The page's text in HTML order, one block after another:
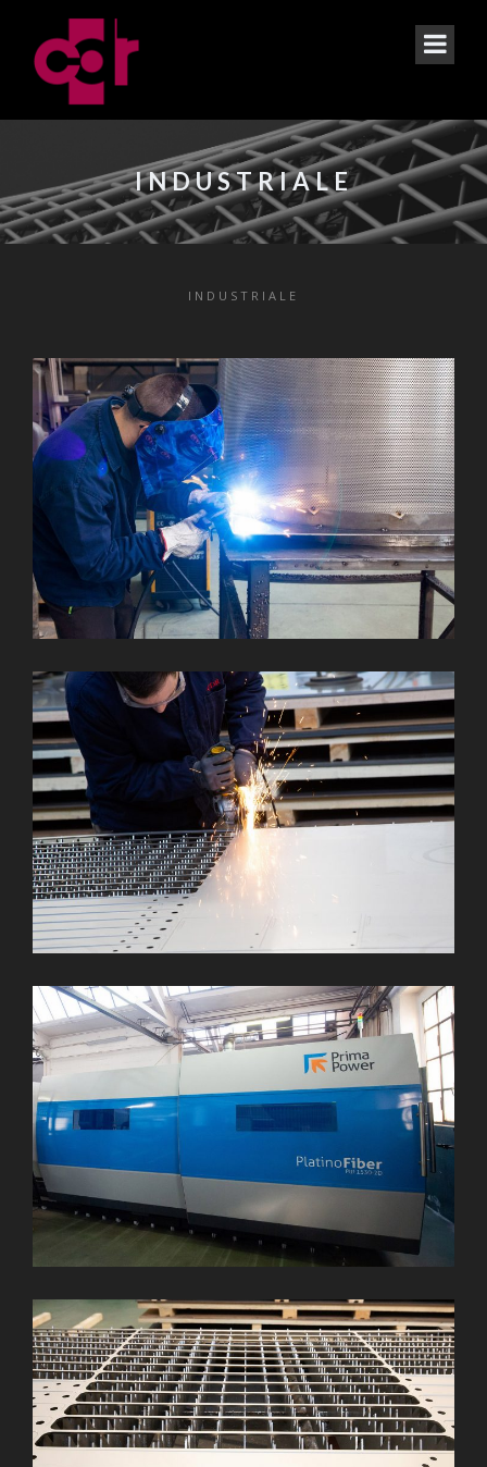
INDUSTRIALE
INDUSTRIALE